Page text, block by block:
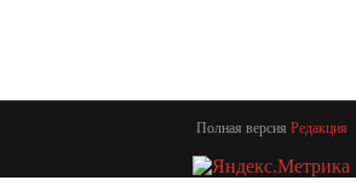
Полная версия Редакция